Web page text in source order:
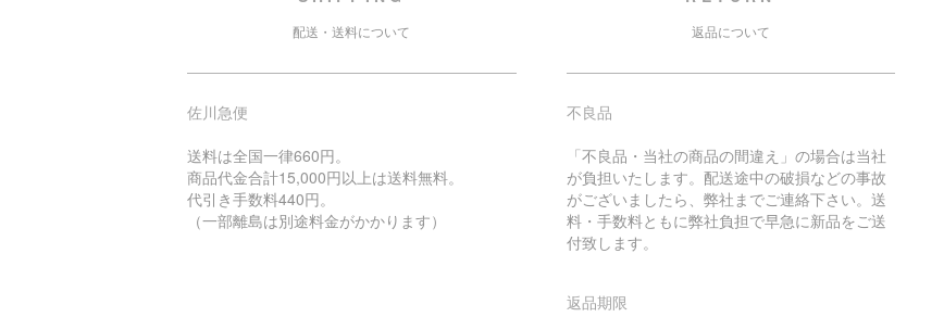
配送・送料について
佐川急便
送料は全国一律660円。
商品代金合計15,000円以上は送料無料。
代引き手数料440円。
（一部離島は別途料金がかかります）
返品について
不良品
「不良品・当社の商品の間違え」の場合は当社
が負担いたします。配送途中の破損などの事故
がございましたら、弊社までご連絡下さい。送
料・手数料ともに弊社負担で早急に新品をご送
付致します。
返品期限